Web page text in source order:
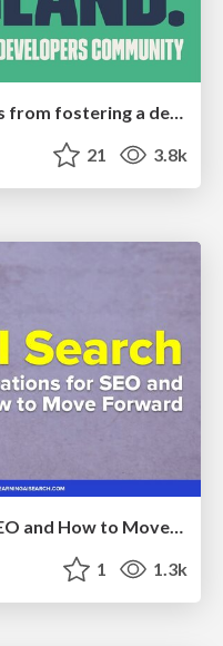
No one is an island. Learnings from fostering a developers community.
21 3.8k
AI Search: Implications for SEO and How to Move Forward - #ShenzhenSEOConference
1 1.3k